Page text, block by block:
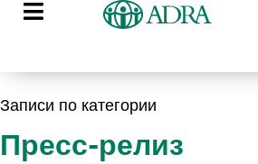
Записи по категории
Пресс-релиз